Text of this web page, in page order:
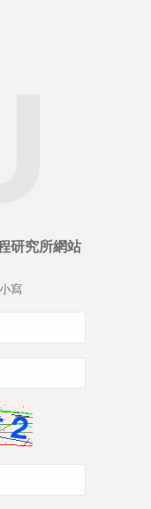
研究所網站
寫